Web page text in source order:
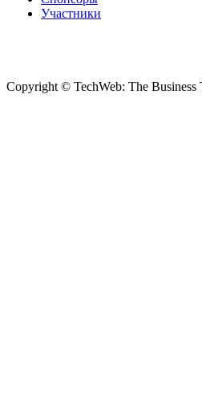
Участники
Copyright © TechWeb: The